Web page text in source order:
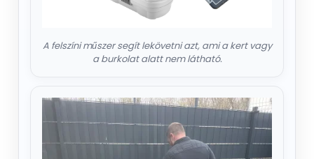
A felszíni műszer segít lekövetni azt, ami a kert vagy
a burkolat alatt nem látható.